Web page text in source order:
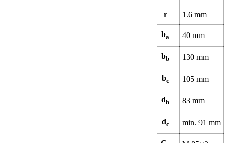
r 1.6 mm
ba 40 mm
bb 130 mm
bc 105 mm
db 83 mm
dc min. 91 mm